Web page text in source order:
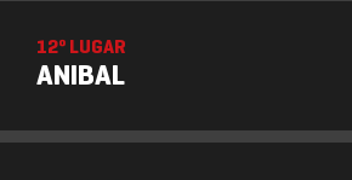
12º LUGAR
ANIBAL